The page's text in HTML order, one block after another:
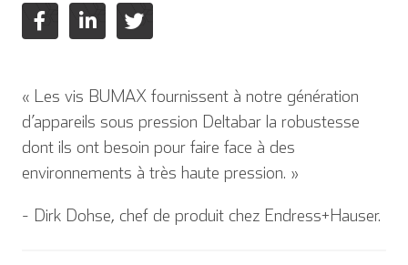
« Les vis BUMAX fournissent à notre génération
d’appareils sous pression Deltabar la robustesse
dont ils ont besoin pour faire face à des
environnements à très haute pression. »
- Dirk Dohse, chef de produit chez Endress+Hauser.